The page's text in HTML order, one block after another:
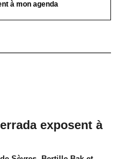
à mon agenda
exposent à